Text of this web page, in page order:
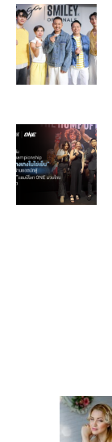
แนะแนว
เรื่อง
Previous
post:
Next
post: